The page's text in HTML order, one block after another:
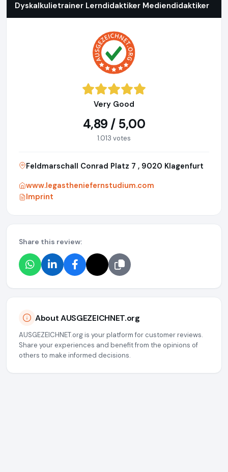
Dyskalkulietrainer Lerndidaktiker Mediendidaktiker
Very Good
4,89 / 5,00
1.013 votes
Feldmarschall Conrad Platz 7 , 9020 Klagenfurt
www.legastheniefernstudium.com
Imprint
Share this review:
About AUSGEZEICHNET.org
AUSGEZEICHNET.org is your platform for customer reviews.
Share your experiences and benefit from the opinions of
others to make informed decisions.